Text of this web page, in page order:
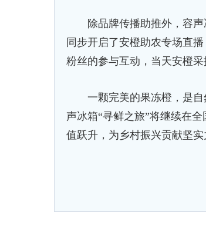
除品牌传播助推外，容声
同步开启了安橙助农专场直
粉丝的参与互动，当天安橙
一颗完美的果冻橙，是自
声冰箱“寻鲜之旅”将继续在
值跃升，为乡村振兴贡献坚实